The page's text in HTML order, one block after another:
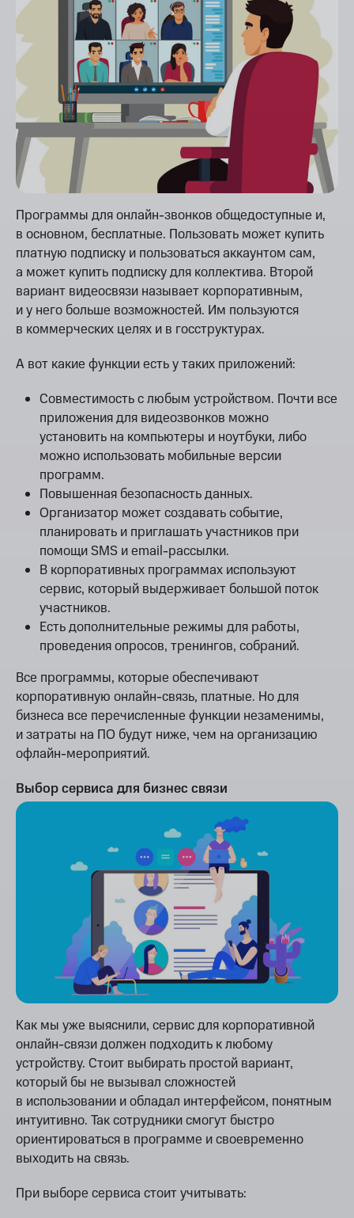
Программы для онлайн-звонков общедоступные и,
в основном, бесплатные. Пользовать может купить
платную подписку и пользоваться аккаунтом сам,
а может купить подписку для коллектива. Второй
вариант видеосвязи называет корпоративным,
и у него больше возможностей. Им пользуются
в коммерческих целях и в госструктурах.
А вот какие функции есть у таких приложений:
Совместимость с любым устройством. Почти все
приложения для видеозвонков можно
установить на компьютеры и ноутбуки, либо
можно использовать мобильные версии
программ.
Повышенная безопасность данных.
Организатор может создавать событие,
планировать и приглашать участников при
помощи SMS и email-рассылки.
В корпоративных программах используют
сервис, который выдерживает большой поток
участников.
Есть дополнительные режимы для работы,
проведения опросов, тренингов, собраний.
Все программы, которые обеспечивают
корпоративную онлайн-связь, платные. Но для
бизнеса все перечисленные функции незаменимы,
и затраты на ПО будут ниже, чем на организацию
офлайн-мероприятий.
Выбор сервиса для бизнес связи
Как мы уже выяснили, сервис для корпоративной
онлайн-связи должен подходить к любому
устройству. Стоит выбирать простой вариант,
который бы не вызывал сложностей
в использовании и обладал интерфейсом, понятным
интуитивно. Так сотрудники смогут быстро
ориентироваться в программе и своевременно
выходить на связь.
При выборе сервиса стоит учитывать: